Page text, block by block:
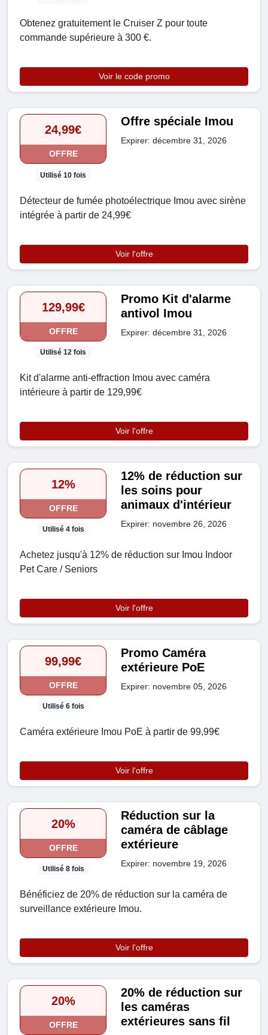
Obtenez gratuitement le Cruiser Z pour toute
commande supérieure à 300 €.
Voir le code promo
24,99€
OFFRE
Utilisé 10 fois
Offre spéciale Imou
Expirer: décembre 31, 2026
Détecteur de fumée photoélectrique Imou avec sirène
intégrée à partir de 24,99€
Voir l'offre
129,99€
OFFRE
Utilisé 12 fois
Promo Kit d'alarme
antivol Imou
Expirer: décembre 31, 2026
Kit d'alarme anti-effraction Imou avec caméra
intérieure à partir de 129,99€
Voir l'offre
12%
OFFRE
Utilisé 4 fois
12% de réduction sur
les soins pour
animaux d'intérieur
Expirer: novembre 26, 2026
Achetez jusqu'à 12% de réduction sur Imou Indoor
Pet Care / Seniors
Voir l'offre
99,99€
OFFRE
Utilisé 6 fois
Promo Caméra
extérieure PoE
Expirer: novembre 05, 2026
Caméra extérieure Imou PoE à partir de 99,99€
Voir l'offre
20%
OFFRE
Utilisé 8 fois
Réduction sur la
caméra de câblage
extérieure
Expirer: novembre 19, 2026
Bénéficiez de 20% de réduction sur la caméra de
surveillance extérieure Imou.
Voir l'offre
20%
OFFRE
20% de réduction sur
les caméras
extérieures sans fil